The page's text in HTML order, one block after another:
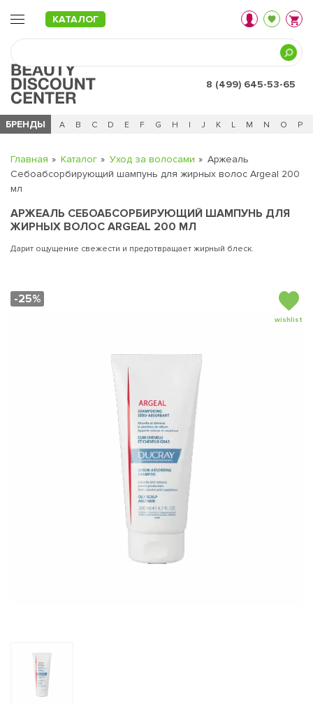
КАТАЛОГ
8 (499) 645-53-65
БРЕНДЫ
Ч 0 - 9 A B C D E F G H I J K L M N O P
Главная Каталог Уход за волосами
Аржеаль
Себоабсорбирующий шампунь для жирных волос Argeal 200
мл
АРЖЕАЛЬ СЕБОАБСОРБИРУЮЩИЙ ШАМПУНЬ ДЛЯ
ЖИРНЫХ ВОЛОС ARGEAL 200 МЛ
Дарит ощущение свежести и предотвращает жирный блеск.
-25%
wishlist